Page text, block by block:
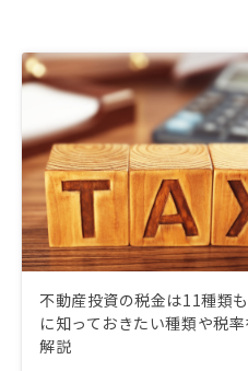
不動産投資の税金は11種類
に知っておきたい種類や税
解説